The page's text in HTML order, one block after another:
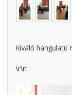
Kiváló hangulatú
\r\n